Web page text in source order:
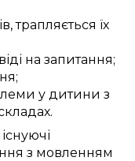
,трапляється їх
на запитання;
у дитини з
.
існуючі
з мовленням